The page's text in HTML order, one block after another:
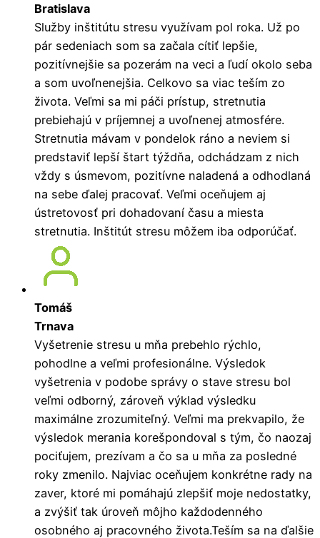
Bratislava
Služby inštitútu stresu využívam pol roka. Už po
pár sedeniach som sa začala cítiť lepšie,
pozitívnejšie sa pozerám na veci a ľudí okolo seba
a som uvoľnenejšia. Celkovo sa viac teším zo
života. Veľmi sa mi páči prístup, stretnutia
prebiehajú v príjemnej a uvoľnenej atmosfére.
Stretnutia mávam v pondelok ráno a neviem si
predstaviť lepší štart týždňa, odchádzam z nich
vždy s úsmevom, pozitívne naladená a odhodlaná
na sebe ďalej pracovať. Veľmi oceňujem aj
ústretovosť pri dohadovaní času a miesta
stretnutia. Inštitút stresu môžem iba odporúčať.
Tomáš
Trnava
Vyšetrenie stresu u mňa prebehlo rýchlo,
pohodlne a veľmi profesionálne. Výsledok
vyšetrenia v podobe správy o stave stresu bol
veľmi odborný, zároveň výklad výsledku
maximálne zrozumiteľný. Veľmi ma prekvapilo, že
výsledok merania korešpondoval s tým, čo naozaj
pociťujem, prezívam a čo sa u mňa za posledné
roky zmenilo. Najviac oceňujem konkrétne rady na
zaver, ktoré mi pomáhajú zlepšiť moje nedostatky,
a zvýšiť tak úroveň môjho každodenného
osobného aj pracovného života.Teším sa na ďalšie